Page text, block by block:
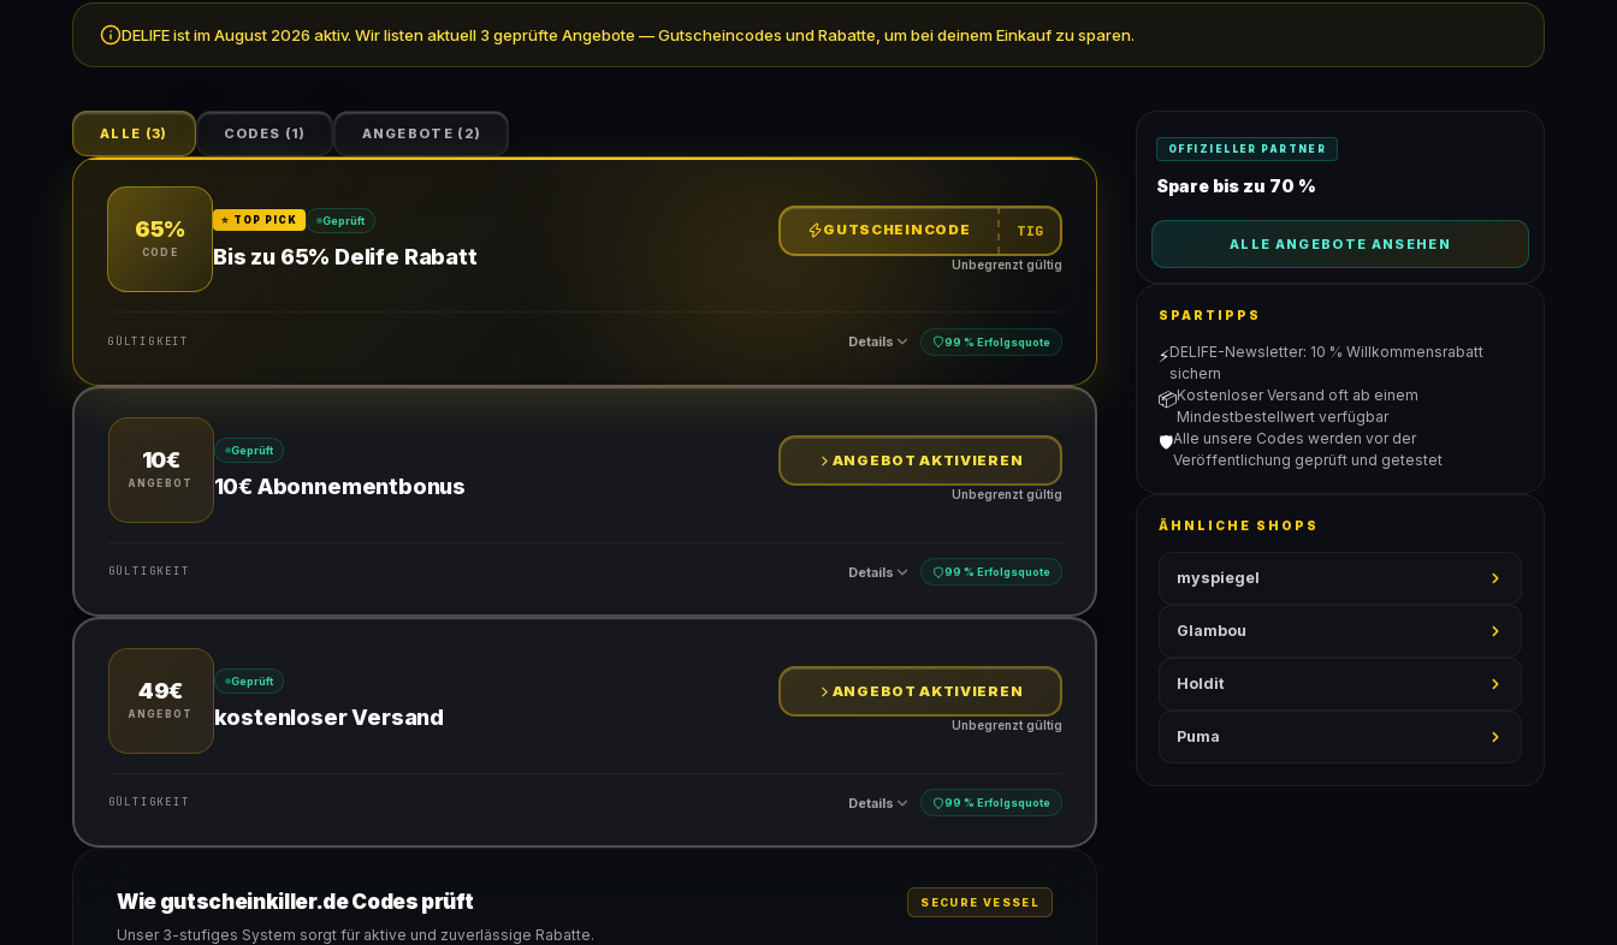
DELIFE ist im August 2026 aktiv. Wir listen aktuell 3 geprüfte Angebote — Gutscheincodes und Rabatte, um bei deinem Einkauf zu sparen.
ALLE (3) CODES (1) ANGEBOTE ( 2)
65%
CODE
⭐ TOP PICK Geprüft
Bis zu 65% Delife Rabatt
GUTSCHEINCODE TIG
Unbegrenzt gültig
GÜLTIGKEIT Details 99 % Erfolgsquote
Gültig für teilnehmende Produkte
Gib den Code an der Kasse ein, um den Rabatt zu erhalten
10€
ANGEBOT
Geprüft
10€ Abonnementbonus
ANGEBOT AKTIVIEREN
Unbegrenzt gültig
GÜLTIGKEIT Details 99 % Erfolgsquote
Gültig für teilnehmende Produkte
49€
ANGEBOT
Geprüft
kostenloser Versand
ANGEBOT AKTIVIEREN
Unbegrenzt gültig
GÜLTIGKEIT Details 99 % Erfolgsquote
Gültig für teilnehmende Produkte
Wie gutscheinkiller.de Codes prüft
Unser 3-stufiges System sorgt für aktive und zuverlässige Rabatte.
SECURE VESSEL
OFFIZIELLER PARTNER
Spare bis zu 70 %
ALLE ANGEBOTE ANSEHEN
SPARTIPPS
⚡DELIFE-Newsletter: 10 % Willkommensrabatt
sichern
📦Kostenloser Versand oft ab einem
Mindestbestellwert verfügbar
🛡️Alle unsere Codes werden vor der
Veröffentlichung geprüft und getestet
ÄHNLICHE SHOPS
myspiegel
Glambou
Holdit
Puma